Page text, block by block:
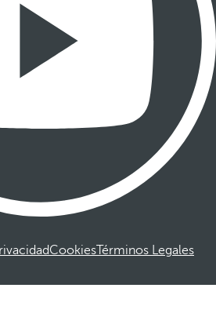
CookiesTérminos Legales